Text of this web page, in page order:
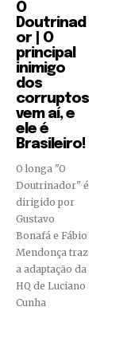
O
Doutrinad
or | O
principal
inimigo
dos
corruptos
vem aí, e
ele é
Brasileiro!
O longa "O
Doutrinador" é
dirigido por
Gustavo
Bonafá e Fábio
Mendonça traz
a adaptação da
HQ de Luciano
Cunha